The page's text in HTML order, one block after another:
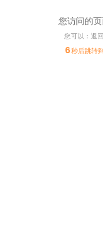
您访问的
您可以：返回
6秒后跳转